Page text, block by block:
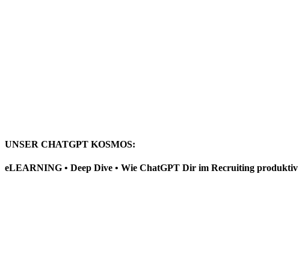
UNSER CHATGPT KOSMOS:
eLEARNING • Deep Dive • Wie ChatGPT Dir im Recruiting